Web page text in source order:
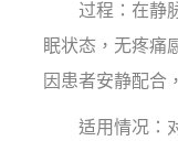
过程：在静脉
眠状态，无疼痛
因患者安静配合
适用情况：对